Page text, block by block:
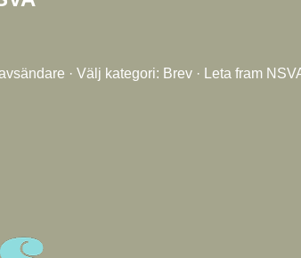
· Välj kategori: Brev · Leta fram